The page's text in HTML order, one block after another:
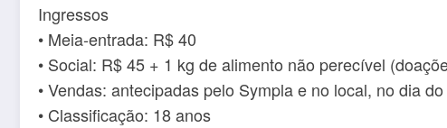
Ingressos
• Meia-entrada: R$ 40
• Social: R$ 45 + 1 kg de alimento não perecível
• Vendas: antecipadas pelo Sympla e no local, no dia
• Classificação: 18 anos